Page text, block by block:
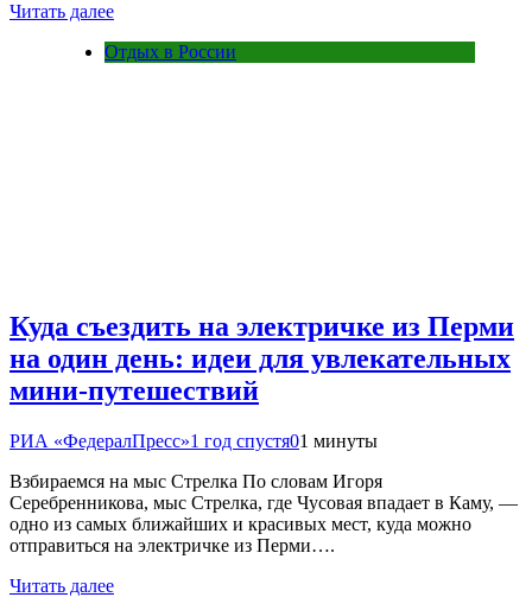
Читать далее
Отдых в России
Куда съездить на электричке из Перми
на один день: идеи для увлекательных
мини-путешествий
РИА «ФедералПресс»1 год спустя01 минуты
Взбираемся на мыс Стрелка По словам Игоря
Серебренникова, мыс Стрелка, где Чусовая впадает в Каму, —
одно из самых ближайших и красивых мест, куда можно
отправиться на электричке из Перми….
Читать далее